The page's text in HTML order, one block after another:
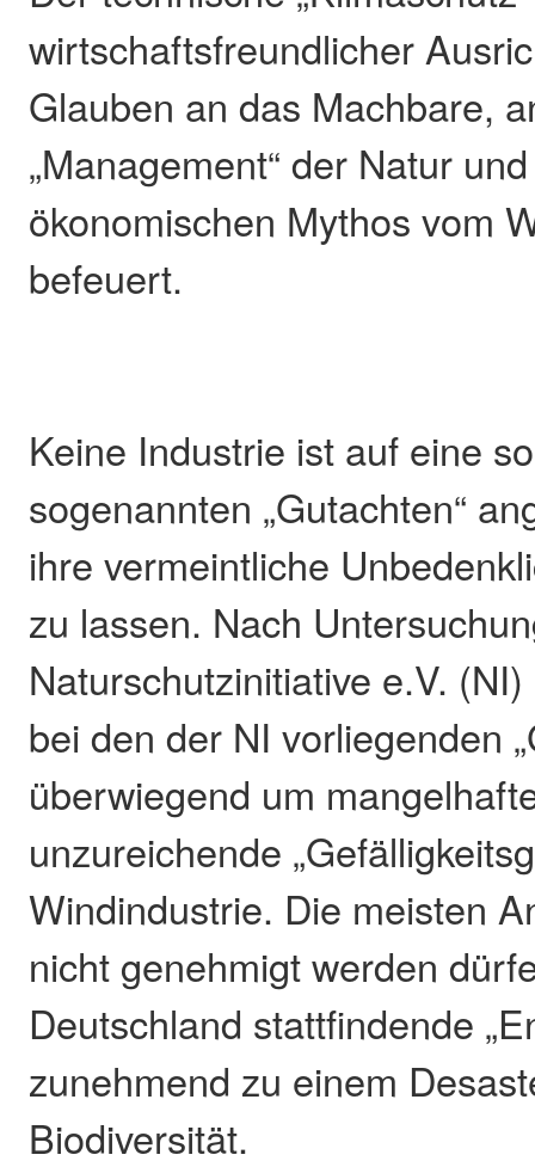
wirtschaftsfreundlicher
Glauben an das Machbare,
„Management“ der Natur
ökonomischen Mythos vom
befeuert.
Keine Industrie ist auf eine
sogenannten „Gutachten“
ihre vermeintliche
zu lassen. Nach
Naturschutzinitiative e.V.
bei den der NI vorliegenden
überwiegend um
unzureichende
Windindustrie. Die meisten
nicht genehmigt werden
Deutschland stattfindende
zunehmend zu einem
Biodiversität.